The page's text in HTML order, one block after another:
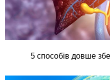
5 способів довше